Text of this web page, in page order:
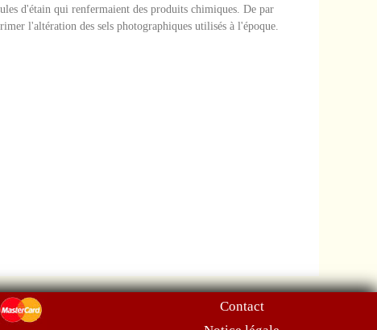
d'étain qui renfermaient des produits chimiques. De par
l'altération des sels photographiques utilisés à l'époque.
Contact